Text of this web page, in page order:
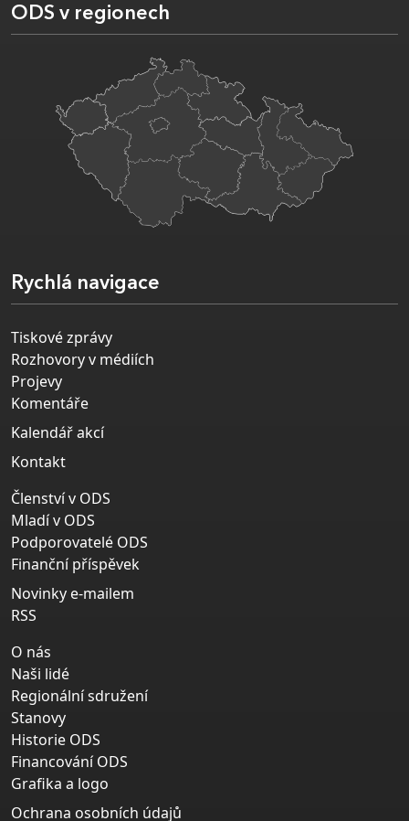
ODS v regionech
Rychlá navigace
Tiskové zprávy
Rozhovory v médiích
Projevy
Komentáře
Kalendář akcí
Kontakt
Členství v ODS
Mladí v ODS
Podporovatelé ODS
Finanční příspěvek
Novinky e-mailem
RSS
O nás
Naši lidé
Regionální sdružení
Stanovy
Historie ODS
Financování ODS
Grafika a logo
Ochrana osobních údajů